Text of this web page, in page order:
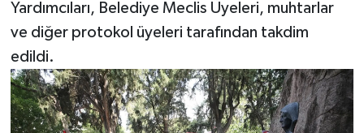
Yardımcıları, Belediye Meclis Üyeleri, muhtarlar
ve diğer protokol üyeleri tarafından takdim
edildi.